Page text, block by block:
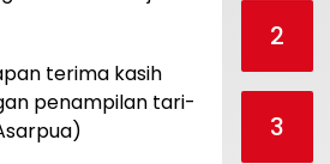
terima kasih
penampilan tari-
2
3